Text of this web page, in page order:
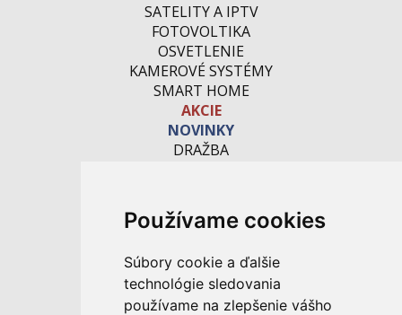
Používame cookies
Súbory cookie a ďalšie
technológie sledovania
používame na zlepšenie vášho
SATELITY A IPTV
FOTOVOLTIKA
OSVETLENIE
KAMEROVÉ SYSTÉMY
SMART HOME
AKCIE
NOVINKY
DRAŽBA
M. Rázusa 4795/34
955 01 Topoľčany
Slovenská republika